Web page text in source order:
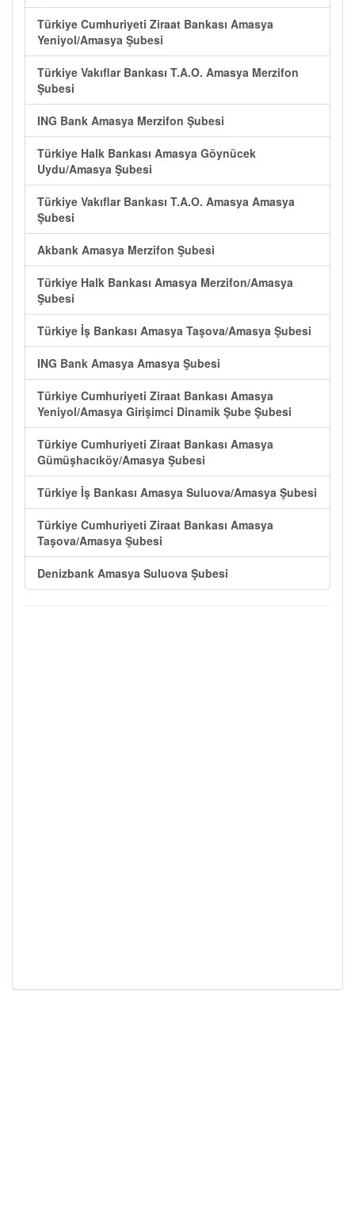
Türkiye Cumhuriyeti Ziraat Bankası Amasya
Yeniyol/Amasya Şubesi
Türkiye Vakıflar Bankası T.A.O. Amasya Merzifon
Şubesi
ING Bank Amasya Merzifon Şubesi
Türkiye Halk Bankası Amasya Göynücek
Uydu/Amasya Şubesi
Türkiye Vakıflar Bankası T.A.O. Amasya Amasya
Şubesi
Akbank Amasya Merzifon Şubesi
Türkiye Halk Bankası Amasya Merzifon/Amasya
Şubesi
Türkiye İş Bankası Amasya Taşova/Amasya Şubesi
ING Bank Amasya Amasya Şubesi
Türkiye Cumhuriyeti Ziraat Bankası Amasya
Yeniyol/Amasya Girişimci Dinamik Şube Şubesi
Türkiye Cumhuriyeti Ziraat Bankası Amasya
Gümüşhacıköy/Amasya Şubesi
Türkiye İş Bankası Amasya Suluova/Amasya Şubesi
Türkiye Cumhuriyeti Ziraat Bankası Amasya
Taşova/Amasya Şubesi
Denizbank Amasya Suluova Şubesi